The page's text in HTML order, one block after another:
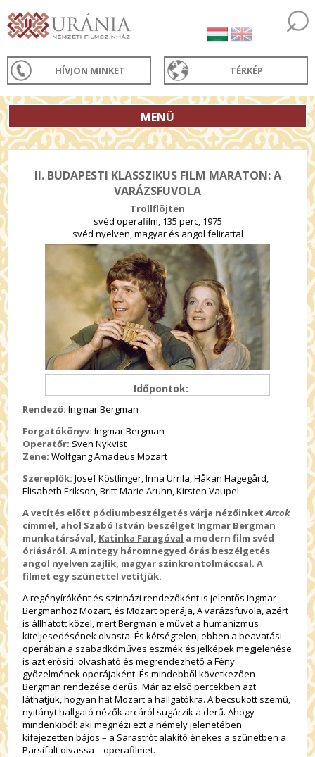
HÍVJON MINKET TÉRKÉP
MENÜ
II. BUDAPESTI KLASSZIKUS FILM MARATON: A
VARÁZSFUVOLA
Trollflöjten
svéd operafilm, 135 perc, 1975
svéd nyelven, magyar és angol felirattal
Időpontok:
Rendező: Ingmar Bergman
Forgatókönyv: Ingmar Bergman
Operatőr: Sven Nykvist
Zene: Wolfgang Amadeus Mozart
Szereplők: Josef Köstlinger, Irma Urrila, Håkan Hagegård,
Elisabeth Erikson, Britt-Marie Aruhn, Kirsten Vaupel
A vetítés előtt pódiumbeszélgetés várja nézőinketArcok
címmel, ahol Szabó István beszélget Ingmar Bergman
munkatársával, Katinka Faragóval a modern film svéd
óriásáról. A mintegy háromnegyed órás beszélgetés
angol nyelven zajlik, magyar szinkrontolmáccsal. A
filmet egy szünettel vetítjük.
A regényíróként és színházi rendezőként is jelentős Ingmar
Bergmanhoz Mozart, és Mozart operája, A varázsfuvola, azért
is állhatott közel, mert Bergman e művet a humanizmus
kiteljesedésének olvasta. És kétségtelen, ebben a beavatási
operában a szabadkőműves eszmék és jelképek megjelenése
is azt erősíti: olvasható és megrendezhető a Fény
győzelmének operájaként. És mindebből következően
Bergman rendezése derűs. Már az első percekben azt
láthatjuk, hogyan hat Mozart a hallgatókra. A becsukott szemű,
nyitányt hallgató nézők arcáról sugárzik a derű. Ahogy
mindenkiből: aki megnézi ezt a némely jelenetében
kifejezetten bájos – a Sarastrót alakító énekes a szünetben a
Parsifalt olvassa – operafilmet.